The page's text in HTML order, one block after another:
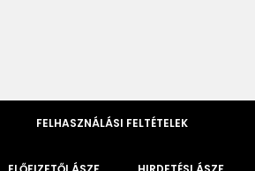
FELHASZNÁLÁSI FELTÉTELEK